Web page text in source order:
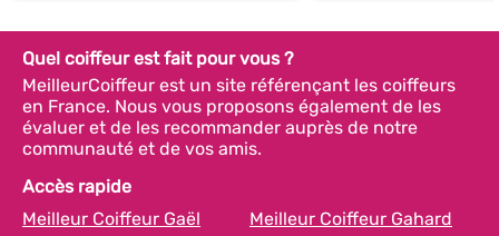
Quel coiffeur est fait pour vous ?
MeilleurCoiffeur est un site référençant les coiffeurs
en France. Nous vous proposons également de les
évaluer et de les recommander auprès de notre
communauté et de vos amis.
Accès rapide
Meilleur Coiffeur Gaël
Meilleur Coiffeur Gahard